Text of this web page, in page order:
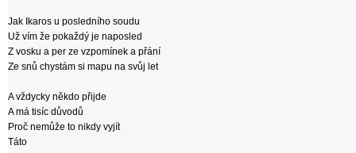
Jak Ikaros u posledního soudu
Už vím že pokaždý je naposled
Z vosku a per ze vzpomínek a přání
Ze snů chystám si mapu na svůj let
A vždycky někdo přijde
A má tisíc důvodů
Proč nemůže to nikdy vyjít
Táto